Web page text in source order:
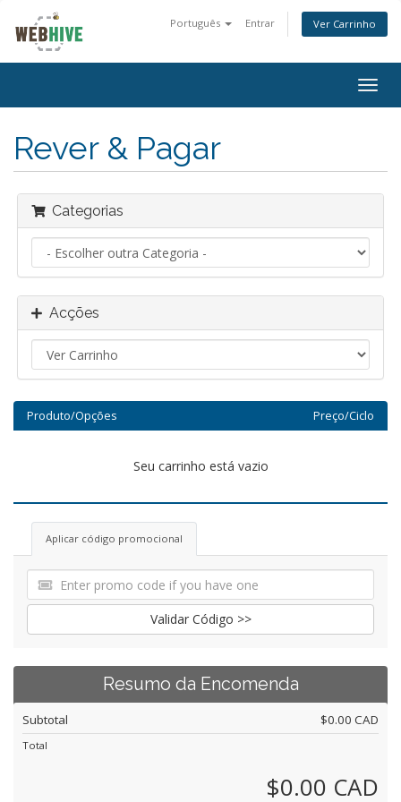
Português Entrar Ver Carrinho
Rever & Pagar
Categorias
Acções
Produto/Opções Preço/Ciclo
Seu carrinho está vazio
Aplicar código promocional
Validar Código >>
Resumo da Encomenda
Subtotal $0.00 CAD
Total
$0.00 CAD